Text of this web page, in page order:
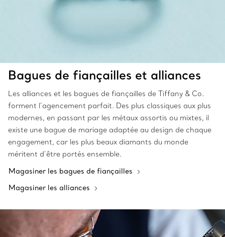
Bagues de fiançailles et alliances
Les alliances et les bagues de fiançailles de Tiffany & Co.
forment l’agencement parfait. Des plus classiques aux plus
modernes, en passant par les métaux assortis ou mixtes, il
existe une bague de mariage adaptée au design de chaque
engagement, car les plus beaux diamants du monde
méritent d’être portés ensemble.
Magasiner les bagues de fiançailles
Magasiner les alliances